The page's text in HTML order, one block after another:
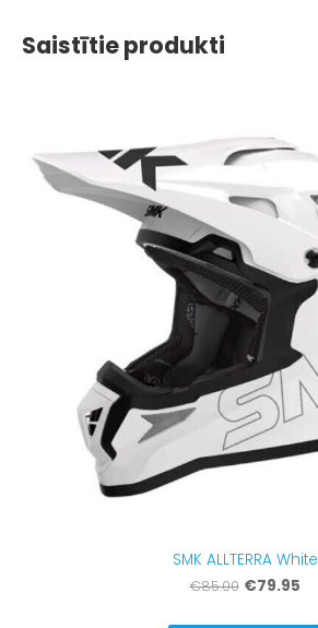
Saistītie produkti
SMK ALLTERRA White
€85.00 €79.95